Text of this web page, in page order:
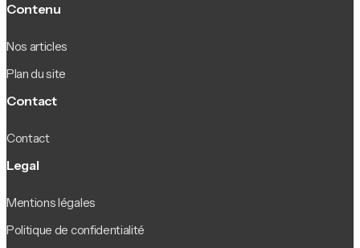
Contenu
Nos articles
Plan du site
Contact
Contact
Legal
Mentions légales
Politique de confidentialité